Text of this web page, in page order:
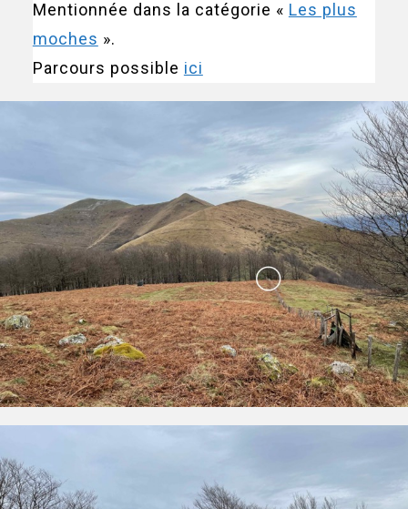
Mentionnée dans la catégorie « Les plus
moches ».
Parcours possible ici